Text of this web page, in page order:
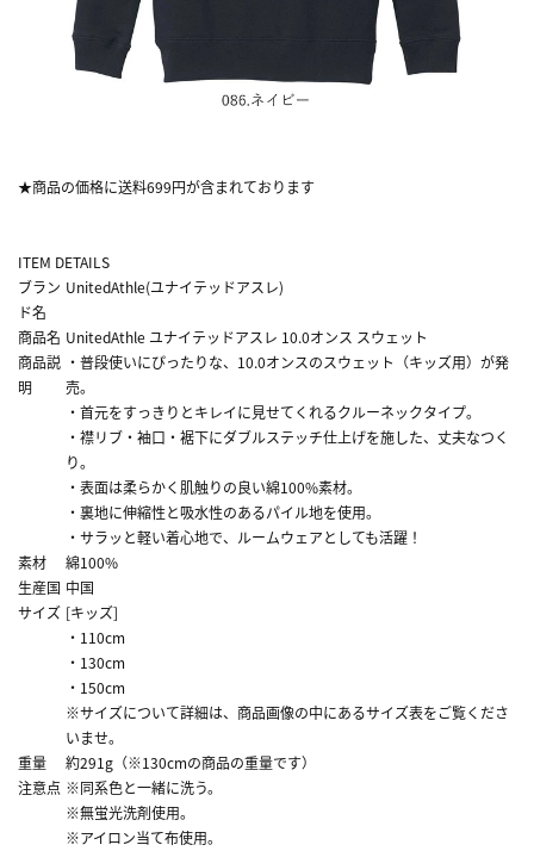
★商品の価格に送料699円が含まれております
ITEM DETAILS
ブラン
ド名
UnitedAthle(ユナイテッドアスレ)
商品名 UnitedAthle ユナイテッドアスレ 10.0オンス スウェット
商品説
明
・普段使いにぴったりな、10.0オンスのスウェット（キッズ用）が発
売。
・首元をすっきりとキレイに見せてくれるクルーネックタイプ。
・襟リブ・袖口・裾下にダブルステッチ仕上げを施した、丈夫なつく
り。
・表面は柔らかく肌触りの良い綿100%素材。
・裏地に伸縮性と吸水性のあるパイル地を使用。
・サラッと軽い着心地で、ルームウェアとしても活躍！
素材
綿100%
生産国 中国
サイズ [キッズ]
・110cm
・130cm
・150cm
※サイズについて詳細は、商品画像の中にあるサイズ表をご覧くださ
いませ。
重量
約291g（※130cmの商品の重量です）
注意点 ※同系色と一緒に洗う。
※無蛍光洗剤使用。
※アイロン当て布使用。